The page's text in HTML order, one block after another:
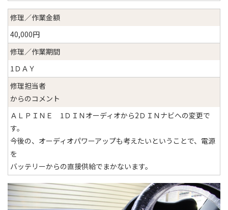
修理／作業金額
40,000円
修理／作業期間
1ＤＡＹ
修理担当者
からのコメント
ＡＬＰＩＮＥ 1ＤＩＮオーディオから2ＤＩＮナビへの変更で
す。
今後の、オーディオパワーアップも考えたいということで、電源
を
バッテリーからの直接供給でまかないます。